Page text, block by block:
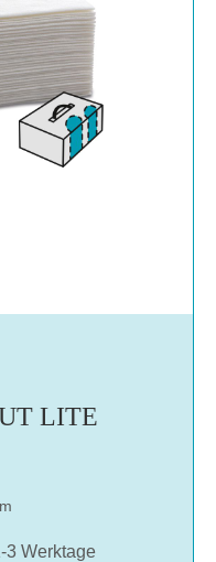
LITE
3 Werktage